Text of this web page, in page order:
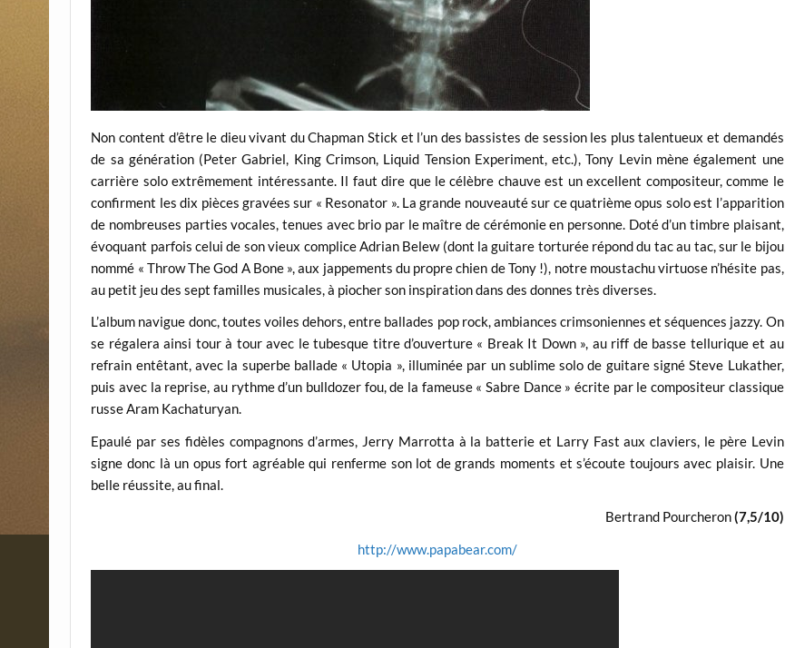
Non content d’être le dieu vivant du Chapman Stick et l’un des bassistes de session les plus talentueux et demandés
de sa génération (Peter Gabriel, King Crimson, Liquid Tension Experiment, etc.), Tony Levin mène également une
carrière solo extrêmement intéressante. Il faut dire que le célèbre chauve est un excellent compositeur, comme le
confirment les dix pièces gravées sur « Resonator ». La grande nouveauté sur ce quatrième opus solo est l’apparition
de nombreuses parties vocales, tenues avec brio par le maître de cérémonie en personne. Doté d’un timbre plaisant,
évoquant parfois celui de son vieux complice Adrian Belew (dont la guitare torturée répond du tac au tac, sur le bijou
nommé « Throw The God A Bone », aux jappements du propre chien de Tony !), notre moustachu virtuose n’hésite pas,
au petit jeu des sept familles musicales, à piocher son inspiration dans des donnes très diverses.
L’album navigue donc, toutes voiles dehors, entre ballades pop rock, ambiances crimsoniennes et séquences jazzy. On
se régalera ainsi tour à tour avec le tubesque titre d’ouverture « Break It Down », au riff de basse tellurique et au
refrain entêtant, avec la superbe ballade « Utopia », illuminée par un sublime solo de guitare signé Steve Lukather,
puis avec la reprise, au rythme d’un bulldozer fou, de la fameuse « Sabre Dance » écrite par le compositeur classique
russe Aram Kachaturyan.
Epaulé par ses fidèles compagnons d’armes, Jerry Marrotta à la batterie et Larry Fast aux claviers, le père Levin
signe donc là un opus fort agréable qui renferme son lot de grands moments et s’écoute toujours avec plaisir. Une
belle réussite, au final.
Bertrand Pourcheron(7,5/10)
http://www.papabear.com/